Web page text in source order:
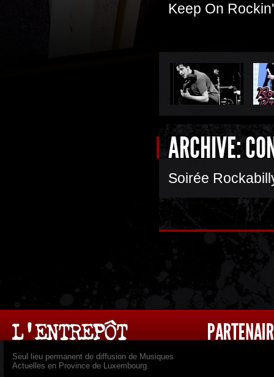
Keep On
ARCHIVE:
Soirée
Seul lieu permanent de diffusion de Musiques
Actuelles en Province de Luxembourg.